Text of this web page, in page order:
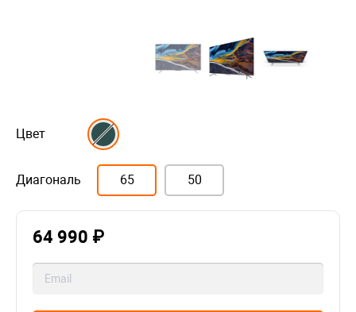
Цвет
Диагональ 65 50
64 990 ₽